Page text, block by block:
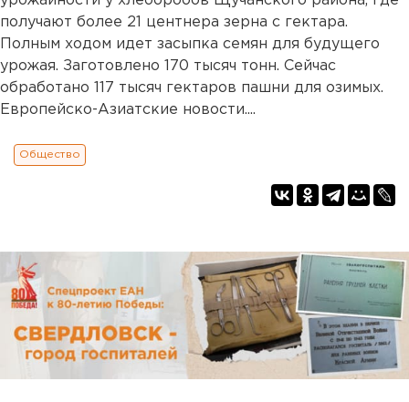
получают более 21 центнера зерна с гектара.
Полным ходом идет засыпка семян для будущего
урожая. Заготовлено 170 тысяч тонн. Сейчас
обработано 117 тысяч гектаров пашни для озимых.
Европейско-Азиатские новости....
Общество